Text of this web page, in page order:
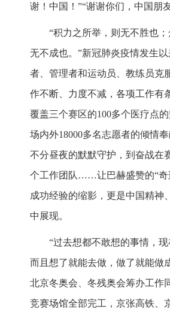
谢！中国！”“谢谢你们，中国朋
“积力之所举，则无不胜也
无不成也。”新冠肺炎疫情发生
者、管理者和运动员、教练员克
作不断、力度不减，各项工作有
覆盖三个赛区的100多个医疗点
场内外18000多名志愿者的倾情
不分昼夜的默默守护，到奋战在
个工作团队……让巴赫盛赞的“奇
成功经验的缩影，更是中国精神
中展现。
“过去想都不敢想的事情，现
而且想了就能去做，做了就能做
北京冬奥会、冬残奥会筹办工作
竞赛场馆全部完工，京张高铁、